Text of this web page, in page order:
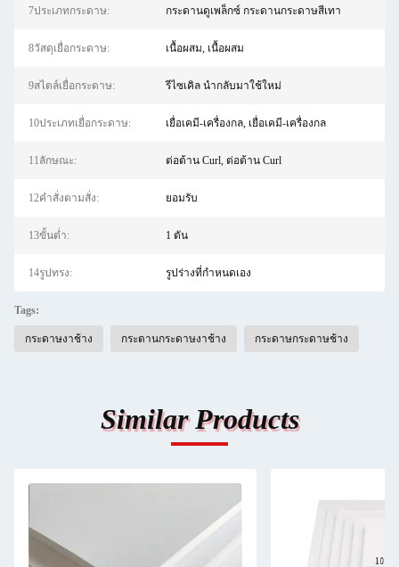
7ประเภทกระดาษ: กระดานดูเพล็กซ์ กระดานกระดาษสีเทา
8วัสดุเยื่อกระดาษ: เนื้อผสม, เนื้อผสม
9สไตล์เยื่อกระดาษ: รีไซเคิล นำกลับมาใช้ใหม่
10ประเภทเยื่อกระดาษ: เยื่อเคมี-เครื่องกล, เยื่อเคมี-เครื่องกล
11ลักษณะ: ต่อต้าน Curl, ต่อต้าน Curl
12คําสั่งตามสั่ง: ยอมรับ
13ขั้นต่ำ: 1 ตัน
14รูปทรง: รูปร่างที่กำหนดเอง
Tags:
กระดาษงาช้าง กระดานกระดาษงาช้าง กระดาษกระดาษช้าง
Similar Products